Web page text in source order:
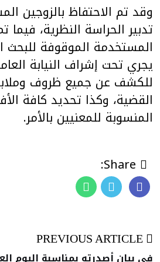
وقد تم الاحتفاظ بالزوجين
تدبير الحراسة النظرية، فيما
المستخدمة الموقوفة للبحث
يجري تحت إشراف النيابة
للكشف عن جميع ظروف
القضية، وكذا تحديد كافة
المنسوبة للمعنيين بالأمر.
في بيان أصدرته بمناسبة اليوم